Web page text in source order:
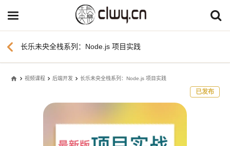
chevron_left 长乐未央全栈系列：Node.js 项目实践
home 视频课程 后端开发 长乐未央全栈系列：Node.js 项目实践
已发布